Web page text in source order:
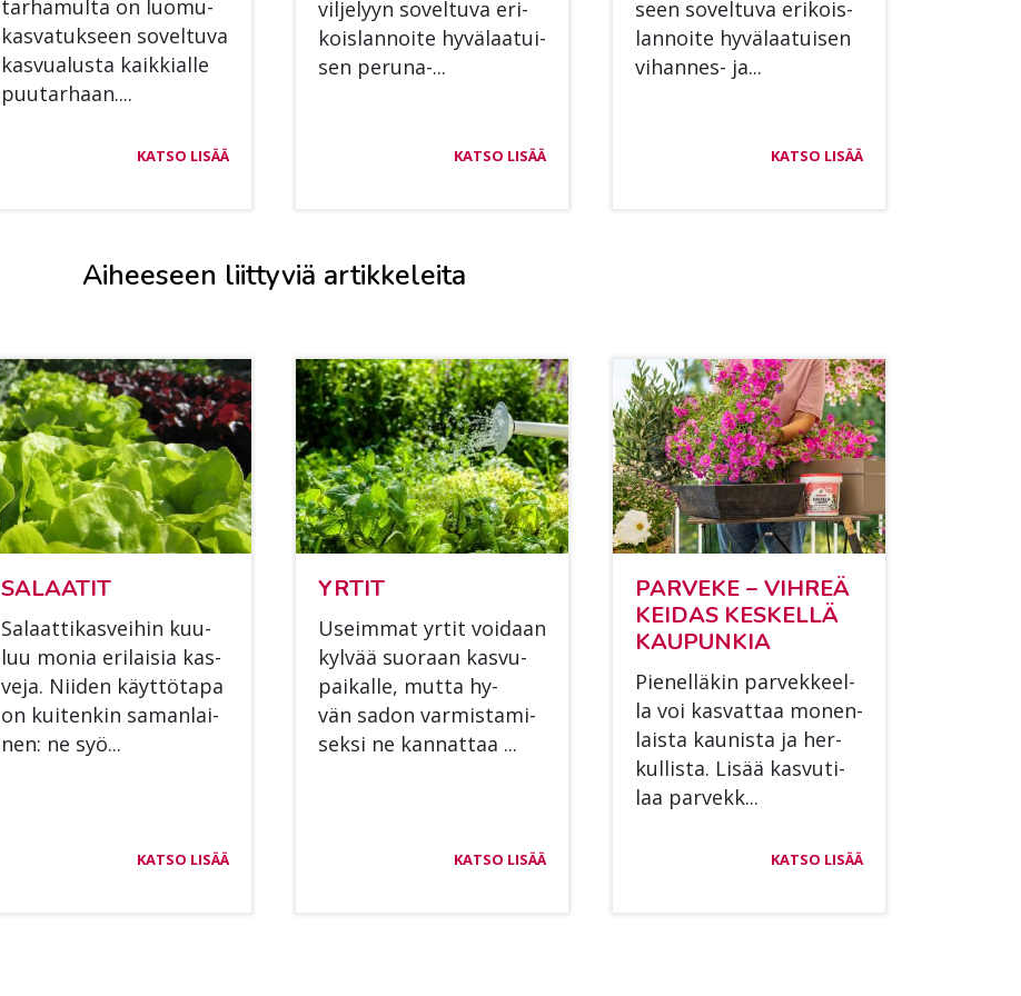
tar­ha­mul­ta on luo­mu­
kas­va­tuk­seen so­vel­tu­va
kas­vua­lus­ta kaik­kial­le
puu­tar­haan....
KATSO LISÄÄ
vil­je­lyyn so­vel­tu­va eri­
kois­lan­noi­te hy­vä­laa­tui­
sen pe­ru­na-...
KATSO LISÄÄ
seen so­vel­tu­va eri­kois­
lan­noi­te hy­vä­laa­tui­sen
vi­han­nes- ja...
KATSO LISÄÄ
Aiheeseen liittyviä artikkeleita
SA­LAA­TIT
Sa­laat­ti­kas­vei­hin kuu­
luu mo­nia eri­lai­sia kas­
ve­ja. Nii­den käyt­tö­ta­pa
on kui­ten­kin sa­man­lai­
nen: ne syö...
KATSO LISÄÄ
YR­TIT
Useim­mat yr­tit voi­daan
kyl­vää suo­raan kas­vu­
pai­kal­le, mut­ta hy­
vän sa­don var­mis­ta­mi­
sek­si ne kan­nat­taa ...
KATSO LISÄÄ
PAR­VE­KE − VIH­REÄ
KEI­DAS KES­KELLÄ
KAU­PUN­KIA
Pie­nel­lä­kin par­vek­keel­
la voi kas­vat­taa mo­nen­
lais­ta kau­nis­ta ja her­
kul­lis­ta. Li­sää kas­vu­ti­
laa par­vekk...
KATSO LISÄÄ